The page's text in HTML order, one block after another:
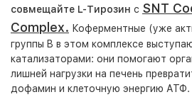
совмещайте L-Тирозин с SNT
Complex. Коферментные (уже
группы B в этом комплексе
катализаторами: они помогают
лишней нагрузки на печень
дофамин и клеточную энергию АТФ.